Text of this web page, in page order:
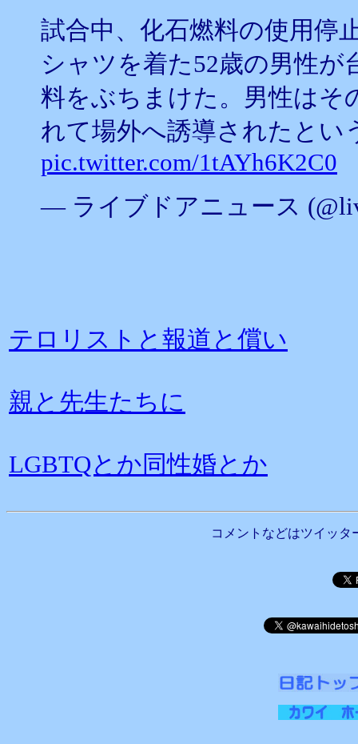
試合中、化石燃料の使用停
シャツを着た52歳の男性
料をぶちまけた。男性はそ
れて場外へ誘導されたとい
pic.twitter.com/1tAYh6K2C0
— ライブドアニュース
テロリストと報道と償い
親と先生たちに
LGBTQとか同性婚とか
コメントなどはツイッタ